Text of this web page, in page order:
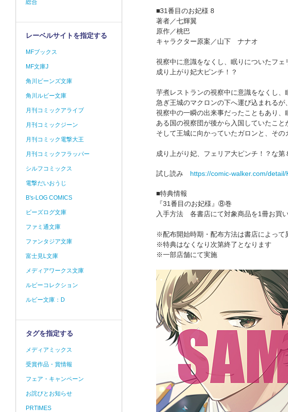
■31番目のお妃様 8
著者／七輝翼
原作／桃巴
キャラクター原案／山下 ナナオ
視察中に意識をなくし、眠りについたフェ
成り上がり妃大ピンチ！？
芋煮レストランの視察中に意識をなくし、
急ぎ王城のマクロンの下へ運び込まれるが
視察中の一瞬の出来事だったこともあり、
ある国の視察団が後から入国していたこ
そして王城に向かっていたガロンと、そ
成り上がり妃、フェリア大ピンチ！？な第
試し読み https://comic-walker.com/
■特典情報
『31番目のお妃様』⑧巻
入手方法 各書店にて対象商品を1冊お買
※配布開始時期・配布方法は書店によって
※特典はなくなり次第終了となります
※一部店舗にて実施
総合
レーベルサイトを指定する
MFブックス
MF文庫J
角川ビーンズ文庫
角川ルビー文庫
月刊コミックアライブ
月刊コミックジーン
月刊コミック電撃大王
月刊コミックフラッパー
シルフコミックス
電撃だいおうじ
B's-LOG COMICS
ビーズログ文庫
ファミ通文庫
ファンタジア文庫
富士見L文庫
メディアワークス文庫
ルビーコレクション
ルビー文庫：D
タグを指定する
メディアミックス
受賞作品・賞情報
フェア・キャンペーン
お詫びとお知らせ
PRTIMES